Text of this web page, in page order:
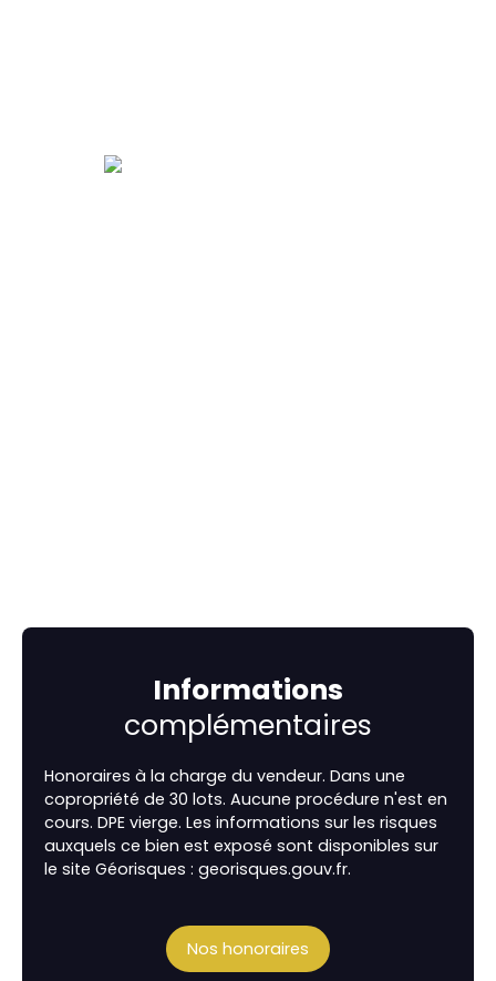
Informations
complémentaires
Honoraires à la charge du vendeur. Dans une
copropriété de 30 lots. Aucune procédure n'est en
cours. DPE vierge. Les informations sur les risques
auxquels ce bien est exposé sont disponibles sur
le site Géorisques : georisques.gouv.fr.
Nos honoraires